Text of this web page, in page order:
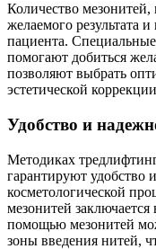
Количество мезонитей,
желаемого результата
пациента.
помогают добиться
позволяют выбрать
эстетической
Удобство и
Методиках
гарантируют удобство
косметологической
мезонитей
помощью мезонитей
зоны введения нитей,